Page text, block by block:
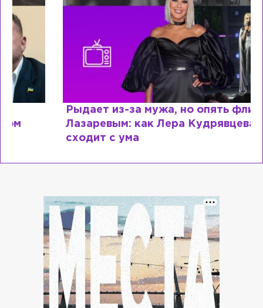
Рыдает из-за мужа, но опять флиртует с
Лазаревым: как Лера Кудрявцева
сходит с ума